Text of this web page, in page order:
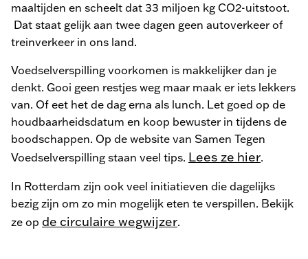
maaltijden en scheelt dat 33 miljoen kg CO2-uitstoot.
Dat staat gelijk aan twee dagen geen autoverkeer of
treinverkeer in ons land.
Voedselverspilling voorkomen is makkelijker dan je
denkt. Gooi geen restjes weg maar maak er iets lekkers
van. Of eet het de dag erna als lunch. Let goed op de
houdbaarheidsdatum en koop bewuster in tijdens de
boodschappen. Op de website van Samen Tegen
Voedselverspilling staan veel tips. Lees ze hier.
In Rotterdam zijn ook veel initiatieven die dagelijks
bezig zijn om zo min mogelijk eten te verspillen. Bekijk
ze op de circulaire wegwijzer.